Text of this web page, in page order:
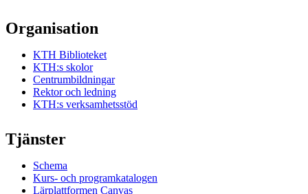
Organisation
KTH Biblioteket
KTH:s skolor
Centrumbildningar
Rektor och ledning
KTH:s verksamhetsstöd
Tjänster
Schema
Kurs- och programkatalogen
Lärplattformen Canvas